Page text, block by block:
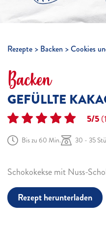
Rezepte Backen Cookies
Backen
GEFÜLLTE
5/5
Bis zu 60 Min. 30 - 35
Schokokekse mit Nuss-
Rezept herunterladen